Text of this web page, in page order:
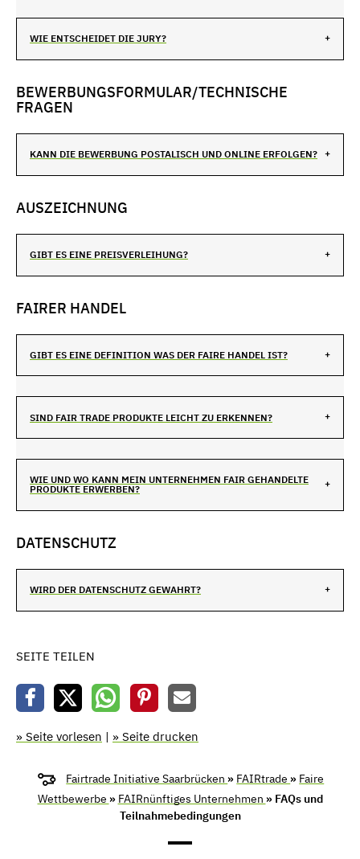
WIE ENTSCHEIDET DIE JURY?
BEWERBUNGSFORMULAR/TECHNISCHE
FRAGEN
KANN DIE BEWERBUNG POSTALISCH UND ONLINE ERFOLGEN?
AUSZEICHNUNG
GIBT ES EINE PREISVERLEIHUNG?
FAIRER HANDEL
GIBT ES EINE DEFINITION WAS DER FAIRE HANDEL IST?
SIND FAIR TRADE PRODUKTE LEICHT ZU ERKENNEN?
WIE UND WO KANN MEIN UNTERNEHMEN FAIR GEHANDELTE
PRODUKTE ERWERBEN?
DATENSCHUTZ
WIRD DER DATENSCHUTZ GEWAHRT?
SEITE TEILEN
» Seite vorlesen | » Seite drucken
Fairtrade Initiative Saarbrücken » FAIRtrade » Faire
Wettbewerbe » FAIRnünftiges Unternehmen » FAQs und
Teilnahmebedingungen